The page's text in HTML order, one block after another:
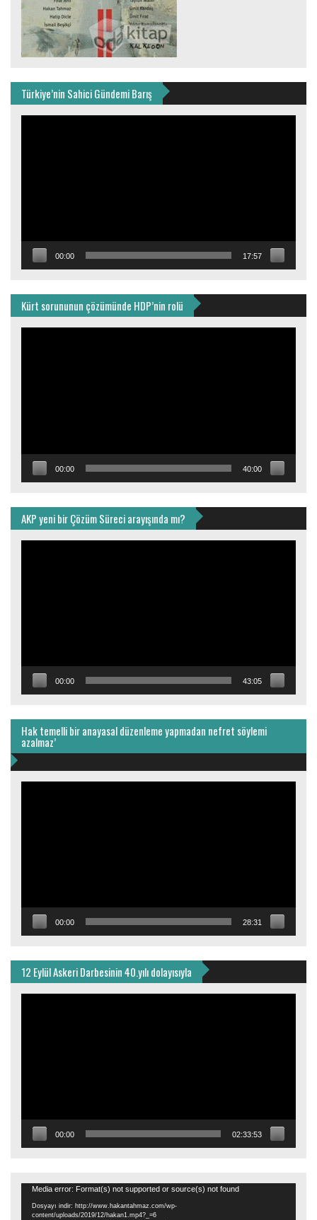
Türkiye’nin Sahici Gündemi Barış
00:00 17:57
Kürt sorununun çözümünde HDP’nin rolü
00:00 40:00
AKP yeni bir Çözüm Süreci arayışında mı?
00:00 43:05
Hak temelli bir anayasal düzenleme yapmadan nefret söylemi
azalmaz’
00:00 28:31
12 Eylül Askeri Darbesinin 40.yılı dolayısıyla
00:00 02:33:53
Video
oynatıcı
Media error: Format(s) not supported or source(s) not found
Dosyayı indir: http://www.hakantahmaz.com/wp-
content/uploads/2019/12/hakan1.mp4?_=6